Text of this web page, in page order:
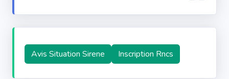
Avis Situation Sirene Inscription Rncs